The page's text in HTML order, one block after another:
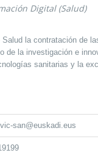
Digital (Salud)
la contratación de
de la investigación e
sanitarias y la
san@euskadi.eus